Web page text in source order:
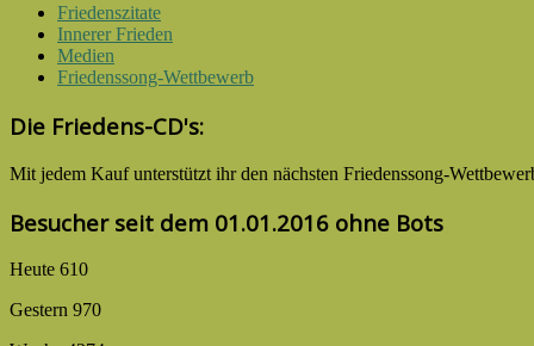
Friedenszitate
Innerer Frieden
Medien
Friedenssong-Wettbewerb
Die Friedens-CD's:
Mit jedem Kauf unter­stützt ihr den nächsten Friedens­song-­
Besucher seit dem 01.01.2016 ohne Bots
Heute 610
Gestern 970